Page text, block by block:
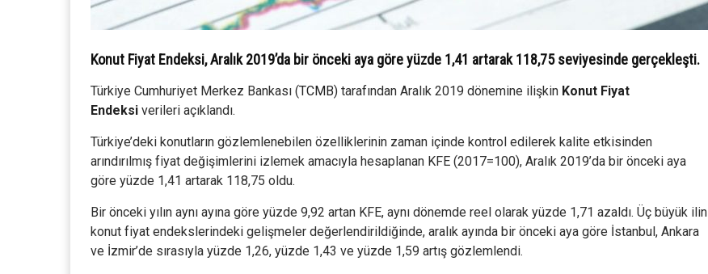
Konut Fiyat Endeksi, Aralık 2019’da bir önceki aya göre yüzde 1,41 artarak 118,75 seviyesinde gerçekleşti.
Türkiye Cumhuriyet Merkez Bankası (TCMB) tarafından Aralık 2019 dönemine ilişkin Konut Fiyat
Endeksi verileri açıklandı.
Türkiye’deki konutların gözlemlenebilen özelliklerinin zaman içinde kontrol edilerek kalite etkisinden
arındırılmış fiyat değişimlerini izlemek amacıyla hesaplanan KFE (2017=100), Aralık 2019’da bir önceki aya
göre yüzde 1,41 artarak 118,75 oldu.
Bir önceki yılın aynı ayına göre yüzde 9,92 artan KFE, aynı dönemde reel olarak yüzde 1,71 azaldı. Üç büyük ilin
konut fiyat endekslerindeki gelişmeler değerlendirildiğinde, aralık ayında bir önceki aya göre İstanbul, Ankara
ve İzmir’de sırasıyla yüzde 1,26, yüzde 1,43 ve yüzde 1,59 artış gözlemlendi.